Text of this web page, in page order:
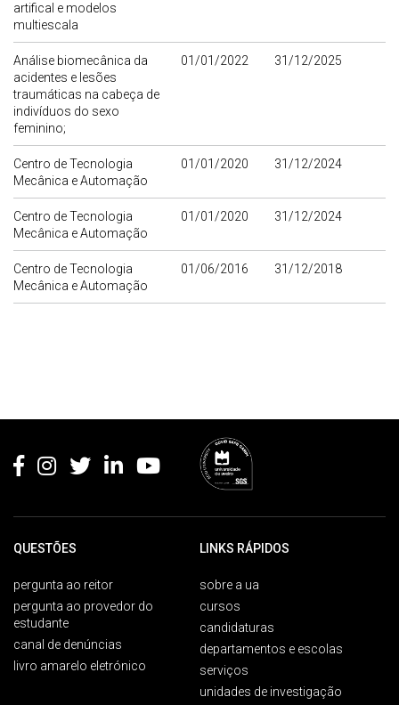
artifical e modelos
multiescala
Análise biomecânica da
acidentes e lesões
traumáticas na cabeça de
indivíduos do sexo
feminino;
01/01/2022 31/12/2025
Centro de Tecnologia
Mecânica e Automação
01/01/2020 31/12/2024
Centro de Tecnologia
Mecânica e Automação
01/01/2020 31/12/2024
Centro de Tecnologia
Mecânica e Automação
01/06/2016 31/12/2018
QUESTÕES
pergunta ao reitor
pergunta ao provedor do
estudante
canal de denúncias
livro amarelo eletrónico
LINKS RÁPIDOS
sobre a ua
cursos
candidaturas
departamentos e escolas
serviços
unidades de investigação